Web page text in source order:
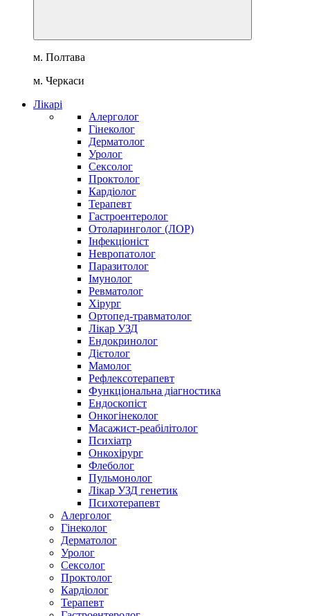
м. Полтава
м. Черкаси
Лікарі
Алерголог
Гінеколог
Дерматолог
Уролог
Сексолог
Проктолог
Кардіолог
Терапевт
Гастроентеролог
Отоларинголог (ЛОР)
Інфекціоніст
Невропатолог
Паразитолог
Імунолог
Ревматолог
Хірург
Ортопед-травматолог
Лікар УЗД
Ендокринолог
Дієтолог
Мамолог
Рефлексотерапевт
Функціональна діагностика
Ендоскопіст
Онкогінеколог
Масажист-реабілітолог
Психіатр
Онкохірург
Флеболог
Пульмонолог
Лікар УЗД генетик
Психотерапевт
Алерголог
Гінеколог
Дерматолог
Уролог
Сексолог
Проктолог
Кардіолог
Терапевт